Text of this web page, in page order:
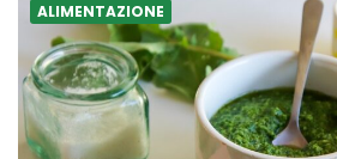
ALIMENTAZIONE